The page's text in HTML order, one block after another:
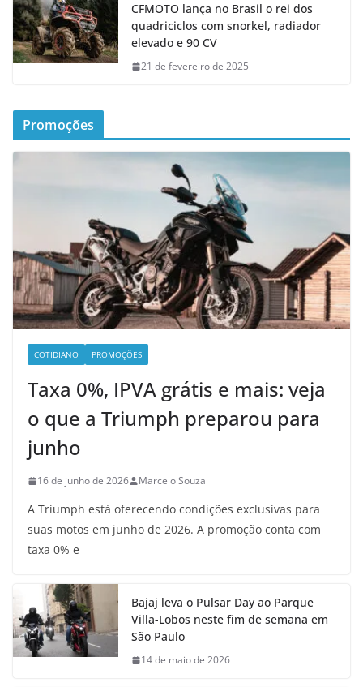
CFMOTO lança no Brasil o rei dos
quadriciclos com snorkel, radiador
elevado e 90 CV
21 de fevereiro de 2025
Promoções
COTIDIANO PROMOÇÕES
Taxa 0%, IPVA grátis e mais: veja
o que a Triumph preparou para
junho
16 de junho de 2026 Marcelo Souza
A Triumph está oferecendo condições exclusivas para
suas motos em junho de 2026. A promoção conta com
taxa 0% e
Bajaj leva o Pulsar Day ao Parque
Villa-Lobos neste fim de semana em
São Paulo
14 de maio de 2026